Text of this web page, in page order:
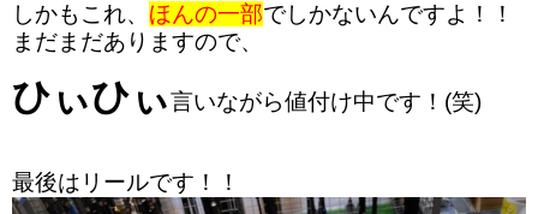
しかもこれ、 ほんの一部でしかないんですよ！！
まだまだありますので、
ひぃひぃ言いながら値付け中です！(笑)
最後はリールです！！